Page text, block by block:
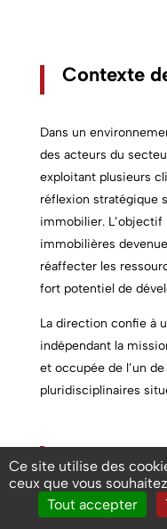
Ce site utilise des
ceux que vous
Tout accepter
Contexte
Dans un
des acteurs du
exploitant plusieurs
réflexion stratégique
immobilier.
immobilières
réaffecter les
fort potentiel de
La direction confie à
indépendant la
et occupée de l’un
pluridisciplinaires
Objectifs